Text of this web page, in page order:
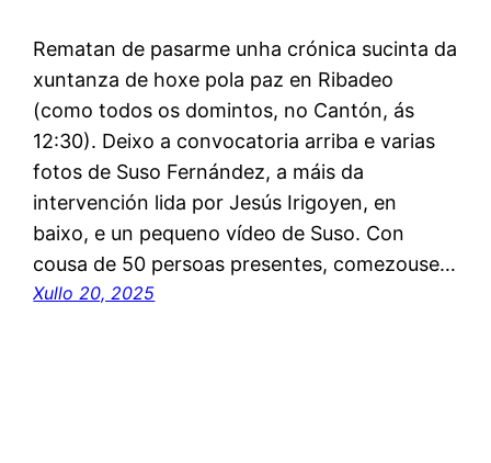
Rematan de pasarme unha crónica sucinta da
xuntanza de hoxe pola paz en Ribadeo
(como todos os domintos, no Cantón, ás
12:30). Deixo a convocatoria arriba e varias
fotos de Suso Fernández, a máis da
intervención lida por Jesús Irigoyen, en
baixo, e un pequeno vídeo de Suso. Con
cousa de 50 persoas presentes, comezouse…
Xullo 20, 2025